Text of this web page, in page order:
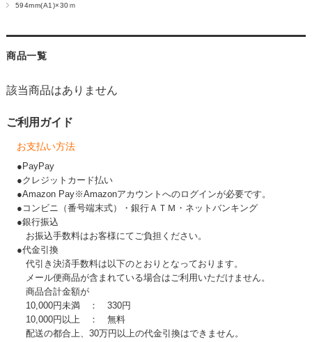
594mm(A1)×30ｍ
商品一覧
該当商品はありません
ご利用ガイド
お支払い方法
●PayPay
●クレジットカード払い
●Amazon Pay※Amazonアカウントへのログインが必要です。
●コンビニ（番号端末式）・銀行ＡＴＭ・ネットバンキング
●銀行振込
お振込手数料はお客様にてご負担ください。
●代金引換
代引き決済手数料は以下のとおりとなっております。
メール便商品が含まれている場合はご利用いただけません。
商品合計金額が
10,000円未満 ： 330円
10,000円以上 ： 無料
配送の都合上、30万円以上の代金引換はできません。